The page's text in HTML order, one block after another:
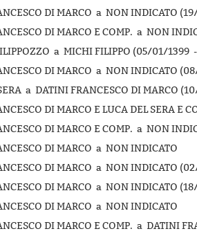
DI MARCO a NON INDICATO
DI MARCO E COMP. a NON
a MICHI FILIPPO (05/01/
DI MARCO a NON INDICATO
a DATINI FRANCESCO DI MARCO
DI MARCO E LUCA DEL SERA E
DI MARCO E COMP. a NON
DI MARCO a NON INDICATO
DI MARCO a NON INDICATO
DI MARCO a NON INDICATO
DI MARCO a NON INDICATO
DI MARCO E COMP. a DATINI